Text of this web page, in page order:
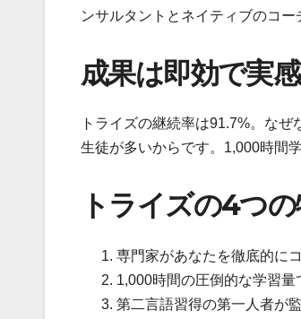
ンサルタントとネイティブのコ
成果は即効で実感
トライズの継続率は91.7%。な
生徒が多いからです。1,000時間
トライズの4つ
専門家があなたを徹底的に
1,000時間の圧倒的な学習量
第二言語習得の第一人者が